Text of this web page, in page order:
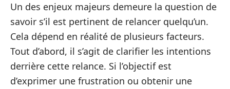
Un des enjeux majeurs demeure la question de
savoir s’il est pertinent de relancer quelqu’un.
Cela dépend en réalité de plusieurs facteurs.
Tout d’abord, il s’agit de clarifier les intentions
derrière cette relance. Si l’objectif est
d’exprimer une frustration ou obtenir une